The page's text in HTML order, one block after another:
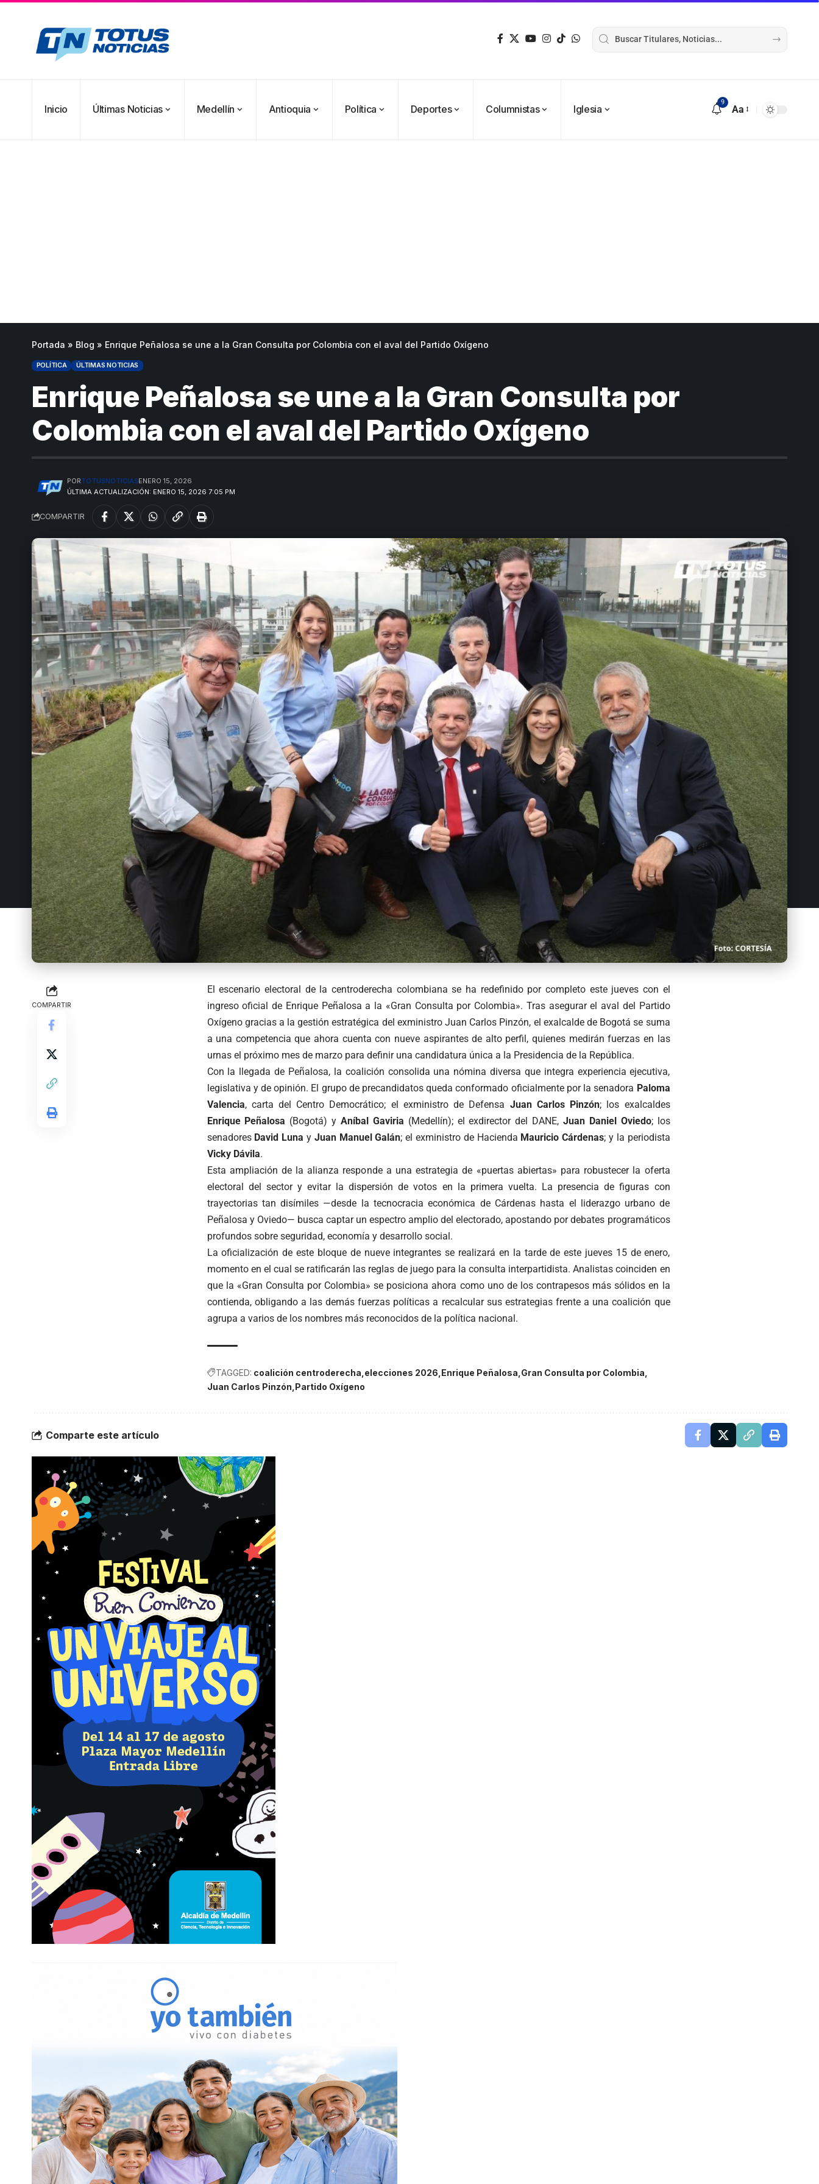
Inicio Últimas Noticias Medellín Antioquia Política Deportes Columnistas Iglesia
9
Aa
Portada » Blog » Enrique Peñalosa se une a la Gran Consulta por Colombia con el aval del Partido Oxígeno
POLÍTICA ÚLTIMAS NOTICIAS
Enrique Peñalosa se une a la Gran Consulta por
Colombia con el aval del Partido Oxígeno
ÚLTIMA ACTUALIZACIÓN: ENERO 15, 2026 7:05 PM
PORTOTUSNOTICIASENERO 15, 2026
COMPARTIR
COMPARTIR
El escenario electoral de la centroderecha colombiana se ha redefinido por completo este jueves con el
ingreso oficial de Enrique Peñalosa a la «Gran Consulta por Colombia». Tras asegurar el aval del Partido
Oxígeno gracias a la gestión estratégica del exministro Juan Carlos Pinzón, el exalcalde de Bogotá se suma
a una competencia que ahora cuenta con nueve aspirantes de alto perfil, quienes medirán fuerzas en las
urnas el próximo mes de marzo para definir una candidatura única a la Presidencia de la República.
Con la llegada de Peñalosa, la coalición consolida una nómina diversa que integra experiencia ejecutiva,
legislativa y de opinión. El grupo de precandidatos queda conformado oficialmente por la senadora Paloma
Valencia, carta del Centro Democrático; el exministro de Defensa Juan Carlos Pinzón; los exalcaldes
Enrique Peñalosa (Bogotá) y Aníbal Gaviria (Medellín); el exdirector del DANE, Juan Daniel Oviedo; los
senadores David Luna y Juan Manuel Galán; el exministro de Hacienda Mauricio Cárdenas; y la periodista
Vicky Dávila.
Esta ampliación de la alianza responde a una estrategia de «puertas abiertas» para robustecer la oferta
electoral del sector y evitar la dispersión de votos en la primera vuelta. La presencia de figuras con
trayectorias tan disímiles —desde la tecnocracia económica de Cárdenas hasta el liderazgo urbano de
Peñalosa y Oviedo— busca captar un espectro amplio del electorado, apostando por debates programáticos
profundos sobre seguridad, economía y desarrollo social.
La oficialización de este bloque de nueve integrantes se realizará en la tarde de este jueves 15 de enero,
momento en el cual se ratificarán las reglas de juego para la consulta interpartidista. Analistas coinciden en
que la «Gran Consulta por Colombia» se posiciona ahora como uno de los contrapesos más sólidos en la
contienda, obligando a las demás fuerzas políticas a recalcular sus estrategias frente a una coalición que
agrupa a varios de los nombres más reconocidos de la política nacional.
TAGGED: coalición centroderecha elecciones 2026 Enrique Peñalosa Gran Consulta por Colombia
Juan Carlos Pinzón Partido Oxígeno
Comparte este artículo